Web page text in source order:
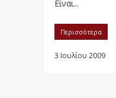
Είναι...
Περισσότερα
3 Ιουλίου 2009